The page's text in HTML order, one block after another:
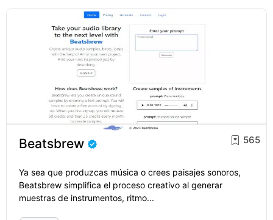
Beatsbrew 565
Ya sea que produzcas música o crees paisajes sonoros,
Beatsbrew simplifica el proceso creativo al generar
muestras de instrumentos, ritmo...